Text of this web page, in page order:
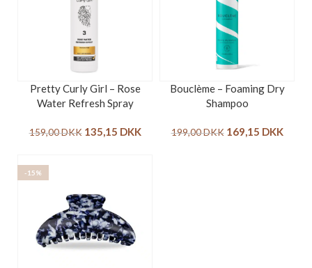
Pretty Curly Girl – Rose
Water Refresh Spray
159,00DKK 135,15 DKK
Bouclème – Foaming Dry
Shampoo
199,00DKK 169,15 DKK
-15%